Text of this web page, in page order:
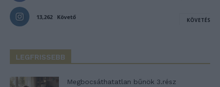
13,262 Követő KÖVETÉS
LEGFRISSEBB
Megbocsáthatatlan bűnök 3.rész